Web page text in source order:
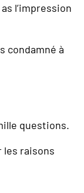
l’impression
condamné à
questions.
les raisons